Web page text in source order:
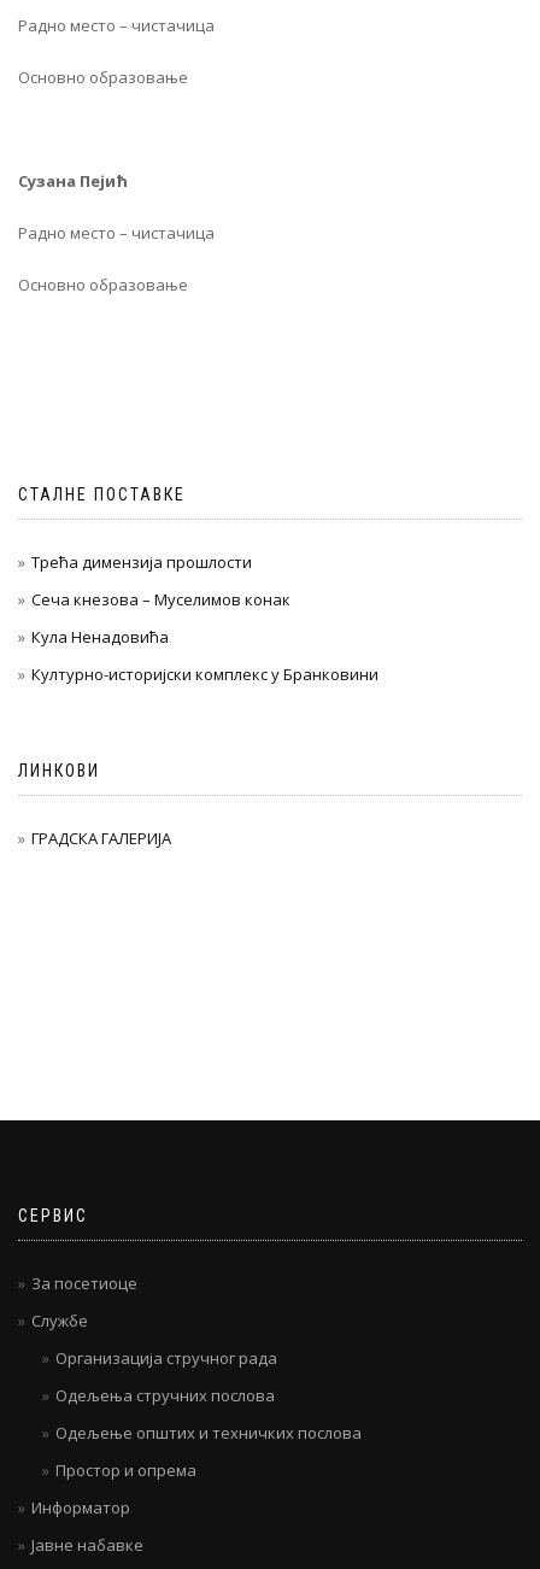
Радно место – чистачица
Основно образовање
Сузана Пејић
Радно место – чистачица
Основно образовање
СТАЛНЕ ПОСТАВКЕ
Трећа димензија прошлости
Сеча кнезова – Муселимов конак
Кула Ненадовића
Културно-историјски комплекс у Бранковини
ЛИНКОВИ
ГРАДСКА ГАЛЕРИЈА
СЕРВИС
За посетиоце
Службе
Организација стручног рада
Одељења стручних послова
Одељење општих и техничких послова
Простор и опрема
Информатор
Јавне набавке